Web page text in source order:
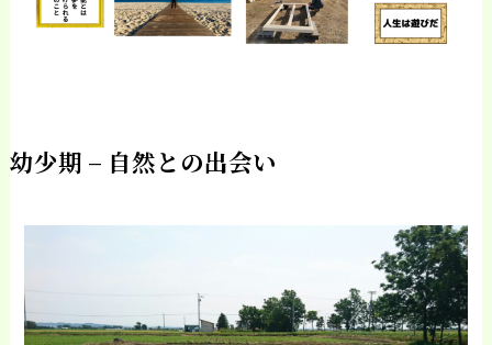
幼少期 – 自然との出会い